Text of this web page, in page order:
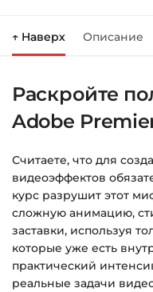
Справа
Заполните все
Оплатите
После оплаты
благодарности
загрузкам».
страница с
Дополнительно
на email.
↑ Наверх Описание
Раскройте
Adobe
Считаете, что для
видеоэффектов
курс разрушит этот
сложную анимацию,
заставки, используя
которые уже есть
практический
реальные задачи